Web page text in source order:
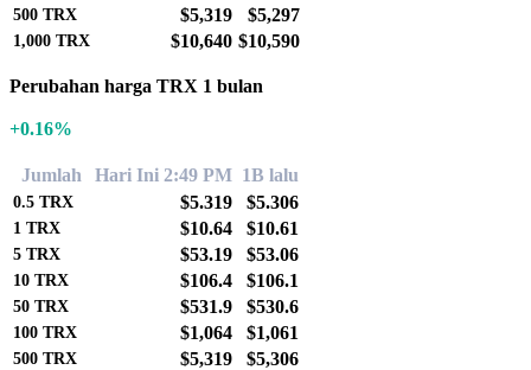
500 TRX $5,319 $5,297
1,000 TRX $10,640 $10,590
Perubahan harga TRX 1 bulan
+0.16%
Jumlah Hari Ini 2:49 PM 1B lalu
0.5 TRX $5.319 $5.306
1 TRX $10.64 $10.61
5 TRX $53.19 $53.06
10 TRX $106.4 $106.1
50 TRX $531.9 $530.6
100 TRX $1,064 $1,061
500 TRX $5,319 $5,306